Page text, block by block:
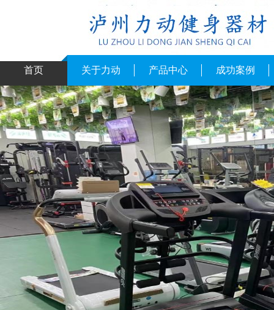
首页 关于力动 产品中心 成功案例